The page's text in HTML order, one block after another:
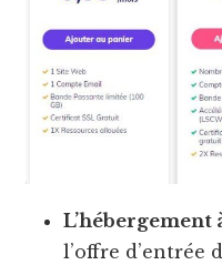
L’hébergement
l’offre d’entrée